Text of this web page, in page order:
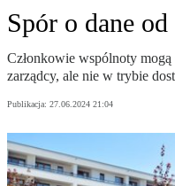
Spór o dane
Członkowie wspólnoty
zarządcy, ale nie w trybie
Publikacja: 27.06.2024 21:04